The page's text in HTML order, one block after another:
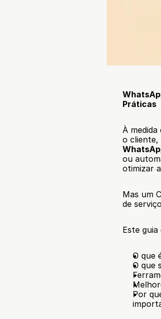
Práticas
À
ou
otimizar
Mas um
de
Este guia
O que
O que
Por